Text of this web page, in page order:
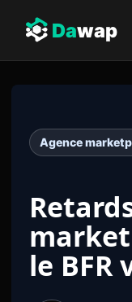
Dawap
Agence
le BFR